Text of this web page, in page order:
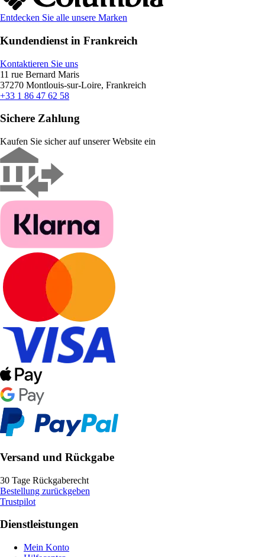
Entdecken Sie alle unsere Marken
Kundendienst in Frankreich
Kontaktieren Sie uns
11 rue Bernard Maris
37270 Montlouis-sur-Loire, Frankreich
+33 1 86 47 62 58
Sichere Zahlung
Kaufen Sie sicher auf unserer Website ein
Versand und Rückgabe
30 Tage Rückgaberecht
Bestellung zurückgeben
Trustpilot
Dienstleistungen
Mein Konto